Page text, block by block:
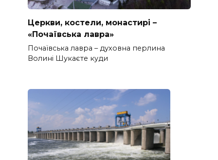
Церкви, костели, монастирі –
«Почаївська лавра»
Почаївська лавра – духовна перлина
Волині Шукаєте куди